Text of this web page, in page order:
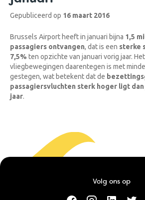
Gepubliceerd op 16 maart 2016
Brussels Airport heeft in januari bijna 1,5
passagiers ontvangen, dat is een sterke
7,5% ten opzichte van januari vorig jaar.
vliegbewegingen daarentegen is met
gestegen, wat betekent dat de
passagiersvluchten sterk hoger ligt
jaar.
Volg ons op